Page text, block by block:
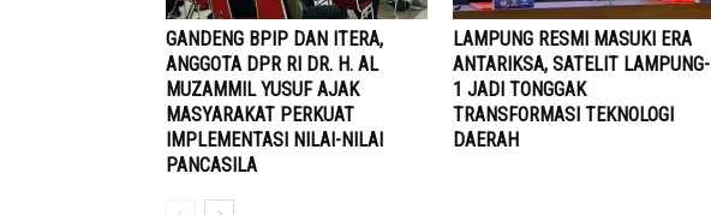
GANDENG BPIP DAN ITERA,
ANGGOTA DPR RI DR. H. AL
MUZAMMIL YUSUF AJAK
MASYARAKAT PERKUAT
IMPLEMENTASI NILAI-NILAI
PANCASILA
LAMPUNG RESMI MASUKI ERA
ANTARIKSA, SATELIT LAMPUNG-
1 JADI TONGGAK
TRANSFORMASI TEKNOLOGI
DAERAH